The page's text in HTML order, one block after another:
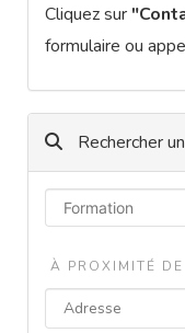
Cliquez sur
formulaire ou
Rechercher
À PROXIMITÉ DE